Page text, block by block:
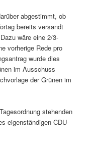
abgestimmt, ob
bereits versandt
wäre eine 2/3-
vorherige Rede pro
wurde dies
im Ausschuss
der Grünen im
stehenden
eigenständigen CDU-